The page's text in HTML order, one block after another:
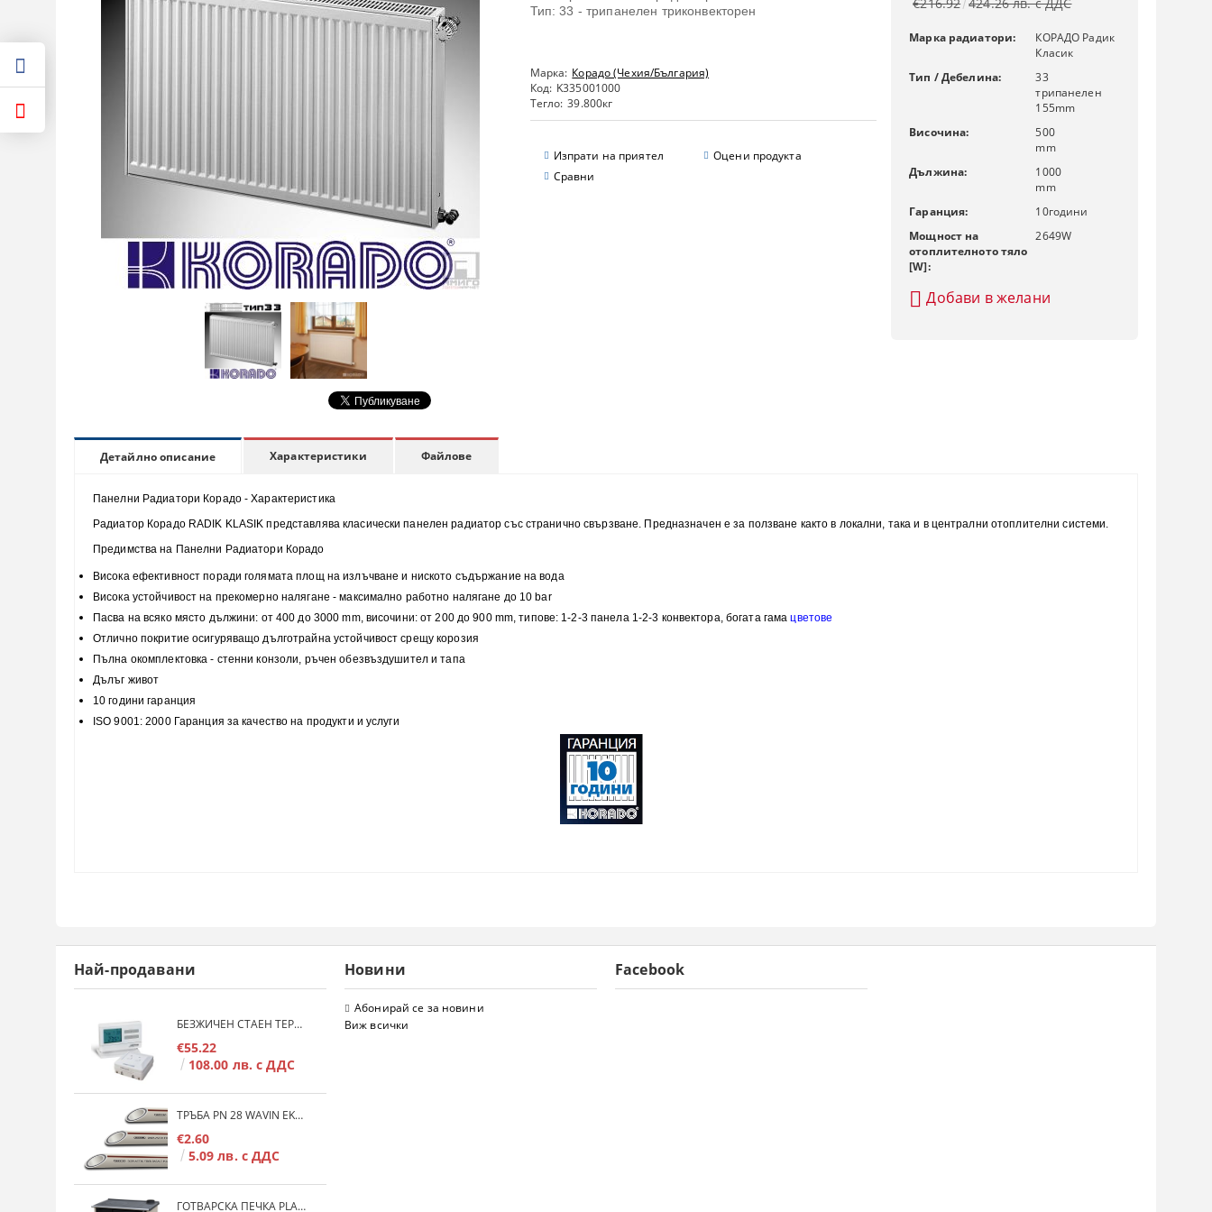
Тип: 33 - трипанелен триконвекторен
Марка: Корадо (Чехия/България)
Код: K335001000
Тегло: 39.800кг
Изпрати на приятел
Оцени продукта
Сравни
Марка радиатори:
КОРАДО Радик
Класик
Тип / Дебелина:
33
трипанелен
155mm
Височина:
500
mm
Дължина:
1000
mm
Гаранция:
10години
Мощност на
отоплителното тяло
[W]:
2649W
Добави в желани
Детайлно описание Характеристики Файлове
Панелни Радиатори Корадо - Характеристика
Радиатор Корадо RADIK KLASIK представлява класически панелен радиатор със странично свързване. Предназначен е за ползване както в локални, така и в централни отоплителни системи.
Предимства на Панелни Радиатори Корадо
Висока ефективност поради голямата площ на излъчване и ниското съдържание на вода
Висока устойчивост на прекомерно налягане - максимално работно налягане до 10 bar
Пасва на всяко място дължини: от 400 до 3000 mm, височини:от 200 до 900 mm, типове: 1-2-3 панела 1-2-3 конвектора, богата гамацветове
Отлично покритие осигуряващо дълготрайна устойчивост срещу корозия
Пълна окомплектовка - стенни конзоли, ръчен обезвъздушител и тапа
Дълъг живот
10 години гаранция
ISO 9001: 2000 Гаранция за качество на продукти и услуги
Най-продавани
БЕЗЖИЧЕН СТАЕН ТЕРМОСТАТ COMPUTHERM Q7RF
€55.22
108.00 лв. с ДДС
ТРЪБА PN 28 WAVIN EKOPLASTIK FIBER BASALT PLUS - 3М/БР.
€2.60
5.09 лв. с ДДС
ГОТВАРСКА ПЕЧКА PLAMEN 850 GLAS 11KW
Новини
Абонирай се за новини
Виж всички
Facebook